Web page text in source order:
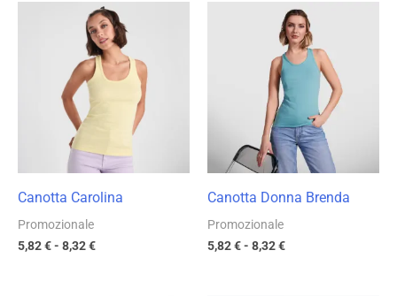
Canotta Carolina
Promozionale
5,82€- 8,32€
Fascia
di
prezzo:
da
5,82 €
Canotta Donna Brenda
Promozionale
5,82€- 8,32€
Fascia
di
prezzo:
da
5,82 €
a
8,32 €